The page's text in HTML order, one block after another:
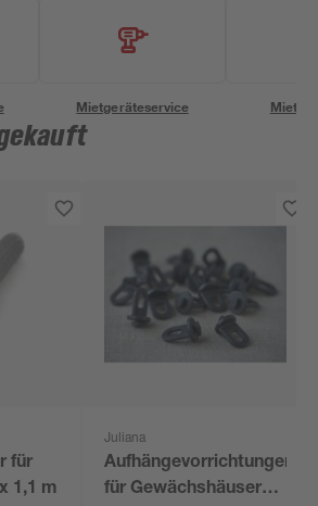
Mietgeräteservice
für
1,1 m
Juliana
Aufhängevorrichtungen
für Gewächshäuser